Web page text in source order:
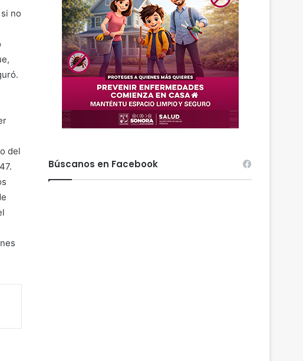
no
del
Búscanos en Facebook